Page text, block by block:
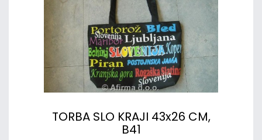
TORBA SLO KRAJI 43x26 CM,
B41